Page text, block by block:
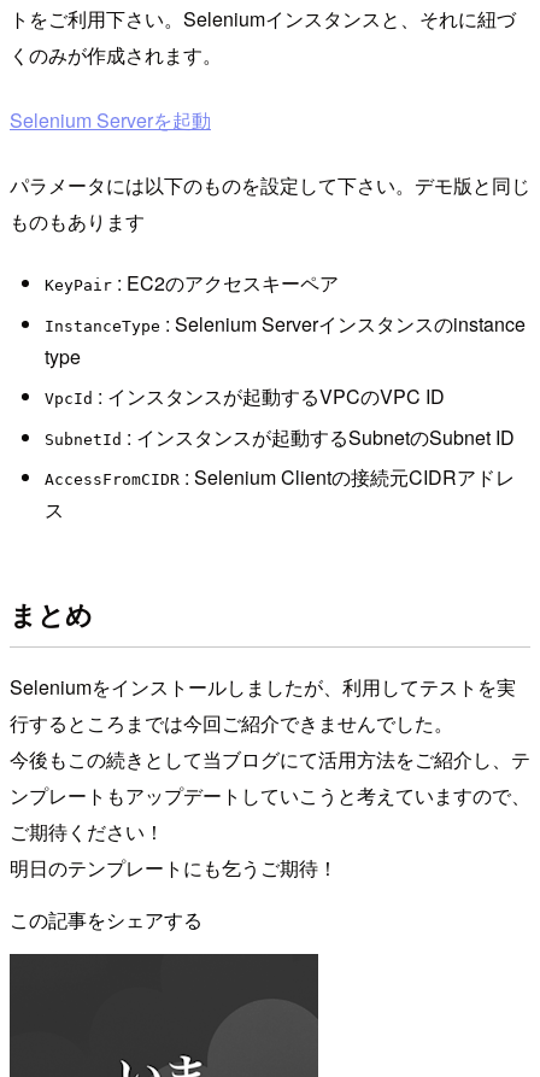
トをご利用下さい。Seleniumインスタンスと、それに紐づ
くのみが作成されます。
Selenium Serverを起動
パラメータには以下のものを設定して下さい。デモ版と同じ
ものもあります
KeyPair: EC2のアクセスキーペア
InstanceType : Selenium Serverインスタンスのinstance
type
VpcId : インスタンスが起動するVPCのVPC ID
SubnetId : インスタンスが起動するSubnetのSubnet ID
AccessFromCIDR: Selenium Clientの接続元CIDRアドレ
ス
まとめ
Seleniumをインストールしましたが、利用してテストを実
行するところまでは今回ご紹介できませんでした。
今後もこの続きとして当ブログにて活用方法をご紹介し、テ
ンプレートもアップデートしていこうと考えていますので、
ご期待ください！
明日のテンプレートにも乞うご期待！
この記事をシェアする